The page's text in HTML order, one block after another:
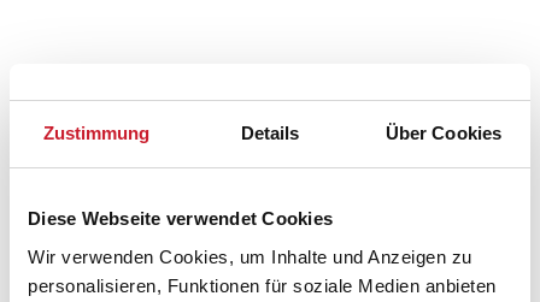
Zustimmung Details Über Cookies
Diese Webseite verwendet Cookies
Wir verwenden Cookies, um Inhalte und Anzeigen zu
personalisieren, Funktionen für soziale Medien anbieten